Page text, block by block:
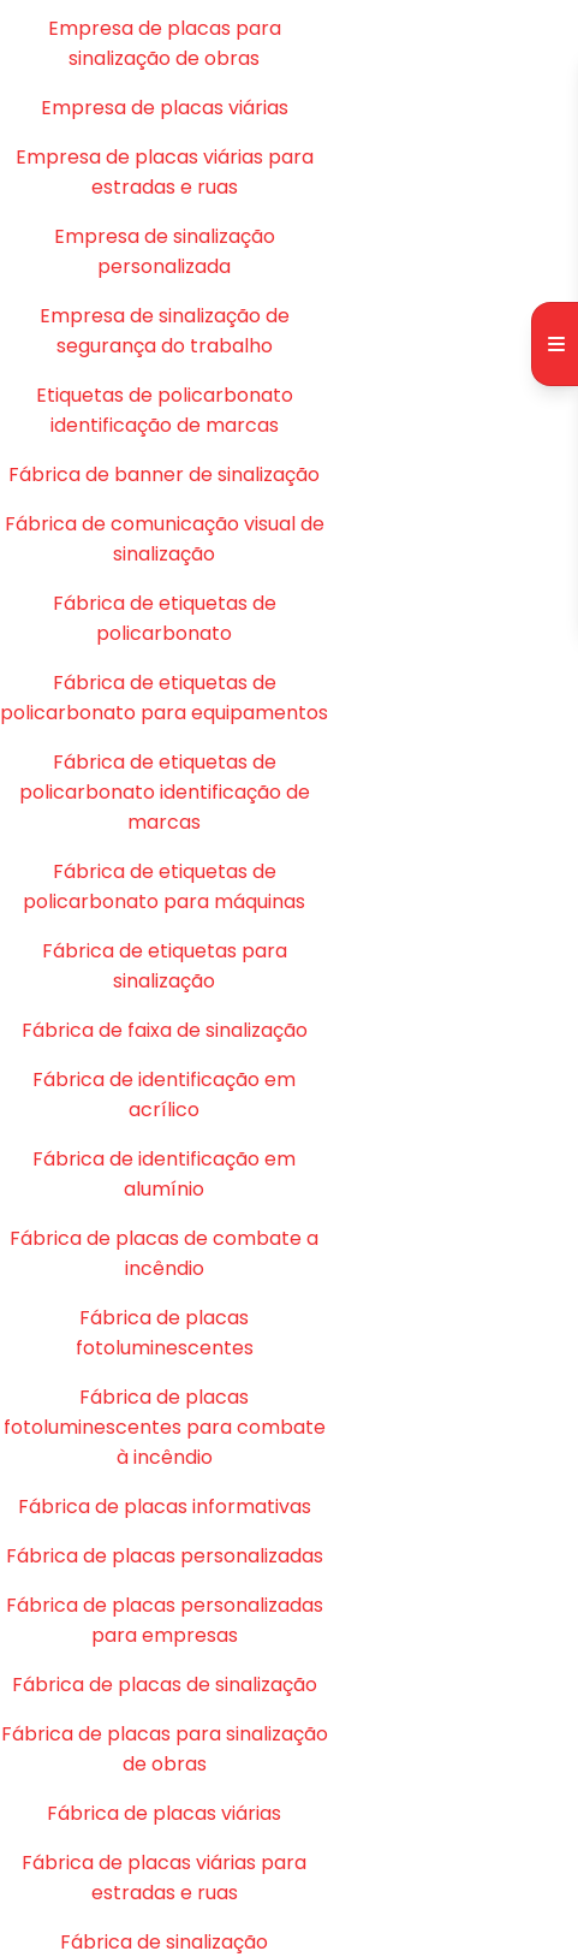
Empresa de placas para
sinalização de obras
Empresa de placas viárias
Empresa de placas viárias para
estradas e ruas
Empresa de sinalização
personalizada
Empresa de sinalização de
segurança do trabalho
Etiquetas de policarbonato
identificação de marcas
Fábrica de banner de sinalização
Fábrica de comunicação visual de
sinalização
Fábrica de etiquetas de
policarbonato
Fábrica de etiquetas de
policarbonato para equipamentos
Fábrica de etiquetas de
policarbonato identificação de
marcas
Fábrica de etiquetas de
policarbonato para máquinas
Fábrica de etiquetas para
sinalização
Fábrica de faixa de sinalização
Fábrica de identificação em
acrílico
Fábrica de identificação em
alumínio
Fábrica de placas de combate a
incêndio
Fábrica de placas
fotoluminescentes
Fábrica de placas
fotoluminescentes para combate
à incêndio
Fábrica de placas informativas
Fábrica de placas personalizadas
Fábrica de placas personalizadas
para empresas
Fábrica de placas de sinalização
Fábrica de placas para sinalização
de obras
Fábrica de placas viárias
Fábrica de placas viárias para
estradas e ruas
Fábrica de sinalização